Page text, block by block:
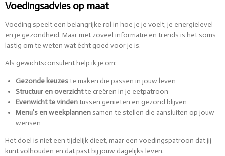
Voedingsadvies op maat
Voeding speelt een belangrijke rol in hoe je je voelt, je energielevel
en je gezondheid. Maar met zoveel informatie en trends is het soms
lastig om te weten wat écht goed voor je is.
Als gewichtsconsulent help ik je om:
Gezonde keuzeste maken die passen in jouw leven
Structuur en overzichtte creëren in je eetpatroon
Evenwicht te vindentussen genieten en gezond blijven
Menu’s en weekplannen samen te stellen die aansluiten op jouw
wensen
Het doel is niet een tijdelijk dieet, maar een voedingspatroon dat jij
kunt volhouden en dat past bij jouw dagelijks leven.